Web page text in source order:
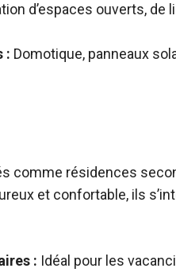
d’espaces ouverts, de
: Domotique, panneaux
comme résidences
et confortable, ils
: Idéal pour les